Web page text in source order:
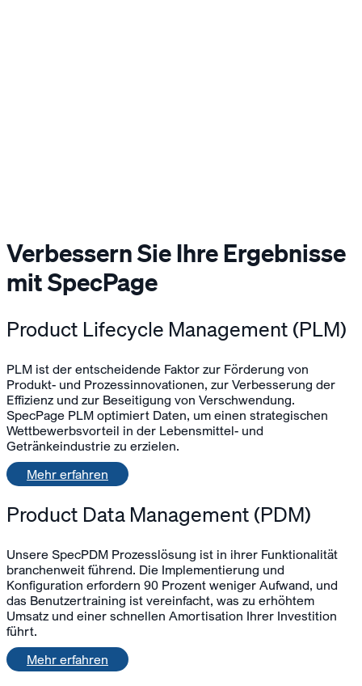
Verbessern Sie Ihre Ergebnisse
mit SpecPage
Product Lifecycle Management (PLM)
PLM ist der entscheidende Faktor zur Förderung von
Produkt- und Prozessinnovationen, zur Verbesserung der
Effizienz und zur Beseitigung von Verschwendung.
SpecPage PLM optimiert Daten, um einen strategischen
Wettbewerbsvorteil in der Lebensmittel- und
Getränkeindustrie zu erzielen.
Mehr erfahren
Product Data Management (PDM)
Unsere SpecPDM Prozesslösung ist in ihrer Funktionalität
branchenweit führend. Die Implementierung und
Konfiguration erfordern 90 Prozent weniger Aufwand, und
das Benutzertraining ist vereinfacht, was zu erhöhtem
Umsatz und einer schnellen Amortisation Ihrer Investition
führt.
Mehr erfahren